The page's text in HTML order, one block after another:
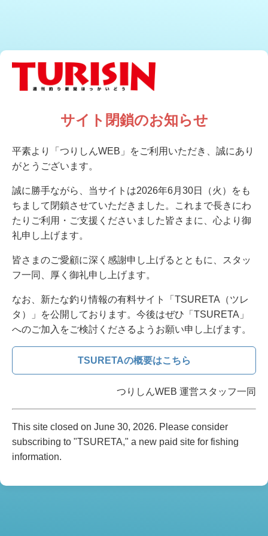
サイト閉鎖のお知らせ
平素より「つりしんWEB」をご利用いただき、誠にあり
がとうございます。
誠に勝手ながら、当サイトは2026年6月30日（火）をも
ちまして閉鎖させていただきました。これまで長きにわ
たりご利用・ご支援くださいました皆さまに、心より御
礼申し上げます。
皆さまのご愛顧に深く感謝申し上げるとともに、スタッ
フ一同、厚く御礼申し上げます。
なお、新たな釣り情報の有料サイト「TSURETA（ツレ
タ）」を公開しております。今後はぜひ「TSURETA」
へのご加入をご検討くださるようお願い申し上げます。
TSURETAの概要はこちら
つりしんWEB 運営スタッフ一同
This site closed on June 30, 2026. Please consider
subscribing to "TSURETA," a new paid site for fishing
information.